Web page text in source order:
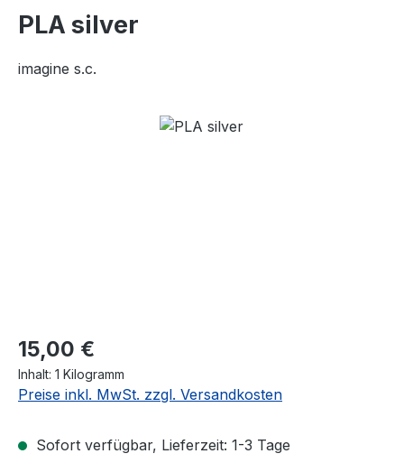
PLA silver
imagine s.c.
Bildergalerie überspringen
Regulärer Preis:
15,00 €
Inhalt: 1 Kilogramm
Preise inkl. MwSt. zzgl. Versandkosten
Sofort verfügbar, Lieferzeit: 1-3 Tage